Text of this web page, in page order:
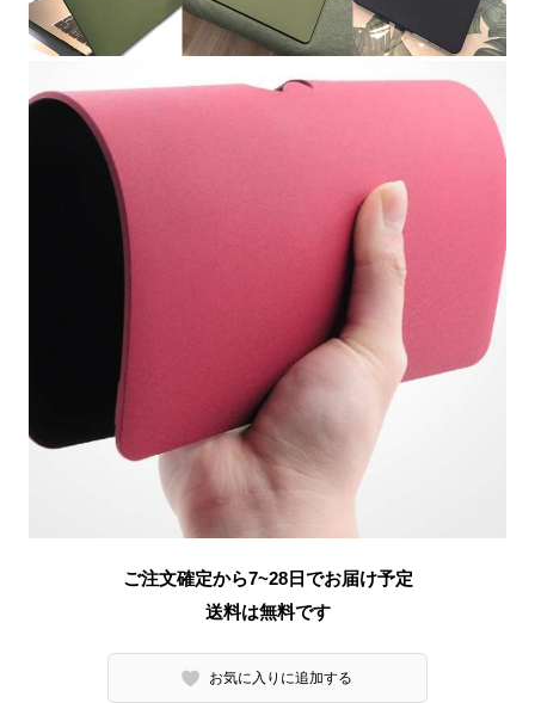
ご注文確定から7~28日でお届け予定
送料は無料です
お気に入りに追加する